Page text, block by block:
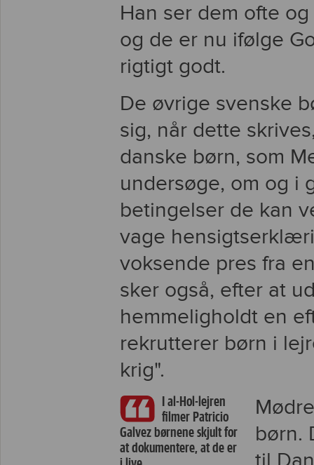
Han ser dem ofte
og de er nu ifølge
rigtigt godt.
De øvrige svenske
sig, når dette
danske børn, som
undersøge, om og i
betingelser de kan
vage
voksende pres fra
sker også, efter at
hemmeligholdt en
rekrutterer børn i
krig".
I al-Hol-lejren
filmer Patricio
Galvez børnene skjult for
at dokumentere, at de er
børn.